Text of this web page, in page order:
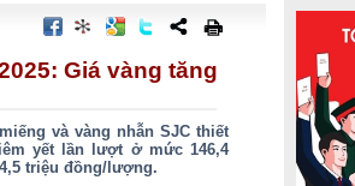
Giá vàng tăng
và vàng nhẫn SJC thiết
yết lần lượt ở mức 146,4
triệu đồng/lượng.